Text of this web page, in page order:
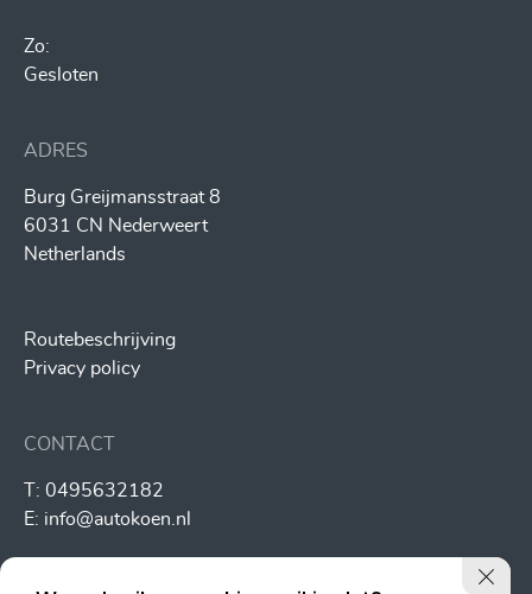
Zo:
Gesloten
ADRES
Burg Greijmansstraat 8
6031 CN Nederweert
Netherlands
Routebeschrijving
Privacy policy
CONTACT
T: 0495632182
E: info@autokoen.nl